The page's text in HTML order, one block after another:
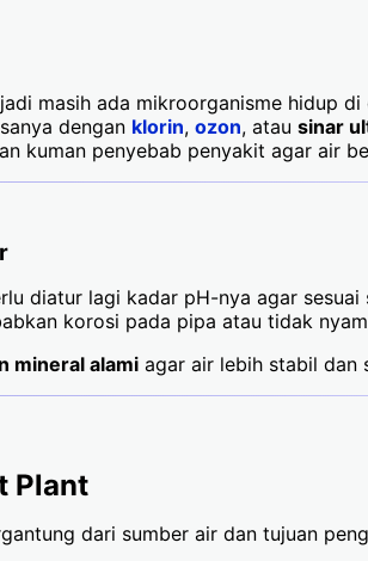
masih ada mikroorganisme hidup di
dengan klorin, ozon, atau sinar
kuman penyebab penyakit agar air
diatur lagi kadar pH-nya agar sesuai
korosi pada pipa atau tidak
mineral alami agar air lebih stabil dan
Plant
dari sumber air dan tujuan